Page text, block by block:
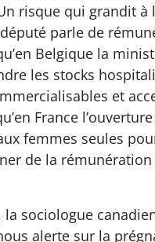
risque qui grandit à
parle de
Belgique la
les stocks
et
France
femmes seules
de la
la sociologue
alerte sur la